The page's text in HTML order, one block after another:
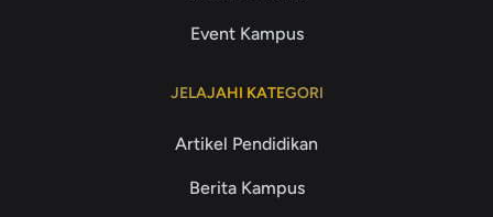
Event Kampus
JELAJAHI KATEGORI
Artikel Pendidikan
Berita Kampus